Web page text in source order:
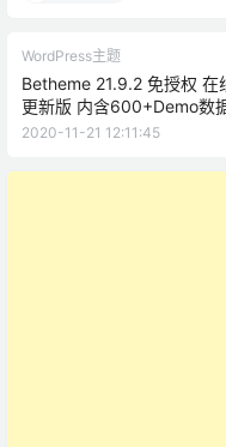
WordPress主题
Betheme 21.9.2 免授权 在
更新版 内含600+Demo数
2020-11-21 12:11:45